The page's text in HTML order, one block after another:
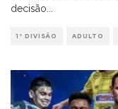
decisão
1ª DIVISÃO ADULTO